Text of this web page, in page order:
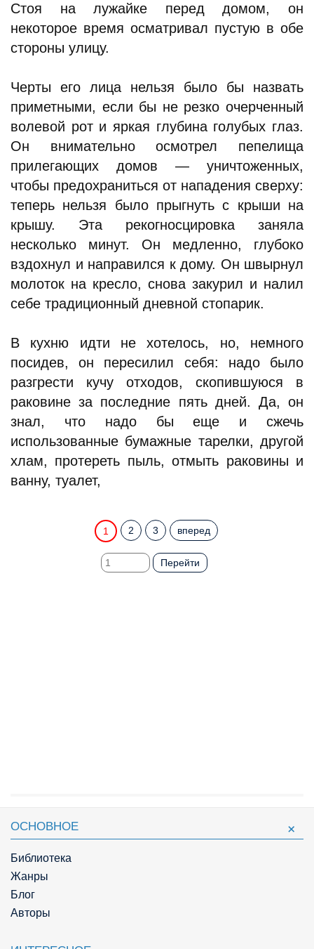
Стоя на лужайке перед домом, он
некоторое время осматривал пустую в обе
стороны улицу.
Черты его лица нельзя было бы назвать
приметными, если бы не резко очерченный
волевой рот и яркая глубина голубых глаз.
Он внимательно осмотрел пепелища
прилегающих домов — уничтоженных,
чтобы предохраниться от нападения сверху:
теперь нельзя было прыгнуть с крыши на
крышу. Эта рекогносцировка заняла
несколько минут. Он медленно, глубоко
вздохнул и направился к дому. Он швырнул
молоток на кресло, снова закурил и налил
себе традиционный дневной стопарик.
В кухню идти не хотелось, но, немного
посидев, он пересилил себя: надо было
разгрести кучу отходов, скопившуюся в
раковине за последние пять дней. Да, он
знал, что надо бы еще и сжечь
использованные бумажные тарелки, другой
хлам, протереть пыль, отмыть раковины и
ванну, туалет,
1 2 3 вперед
Перейти
ОСНОВНОЕ
Библиотека
Жанры
Блог
Авторы